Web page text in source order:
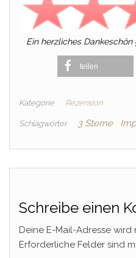
Ein herzliches
teilen
Kategorie Rezension
Schlagwörter 3 Sterne
Schreibe einen
Deine E-Mail-Adresse
Erforderliche Felder sind